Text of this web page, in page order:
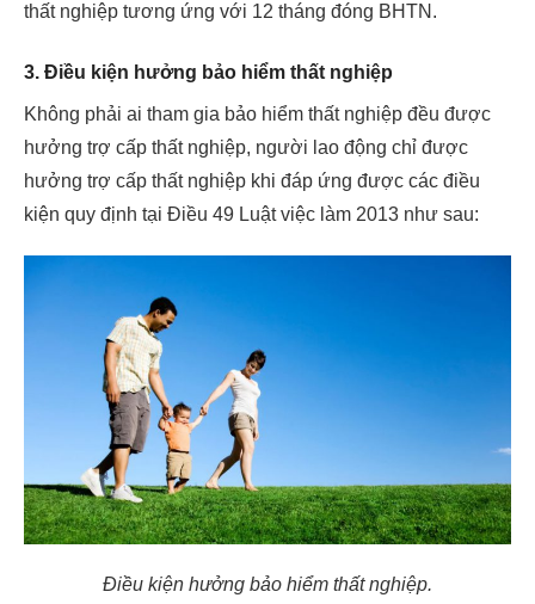
thất nghiệp tương ứng với 12 tháng đóng BHTN.
3. Điều kiện hưởng bảo hiểm thất nghiệp
Không phải ai tham gia bảo hiểm thất nghiệp đều được
hưởng trợ cấp thất nghiệp, người lao động chỉ được
hưởng trợ cấp thất nghiệp khi đáp ứng được các điều
kiện quy định tại Điều 49 Luật việc làm 2013 như sau:
Điều kiện hưởng bảo hiểm thất nghiệp.